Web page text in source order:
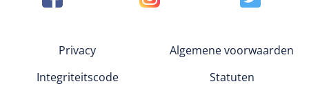
Privacy
Algemene voorwaarden
Integriteitscode
Statuten